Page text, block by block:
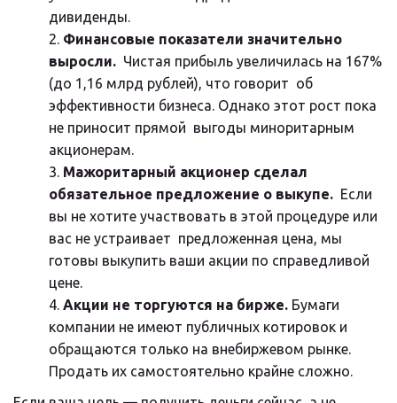
дивиденды.
Финансовые показатели значительно
выросли.
  Чистая прибыль увеличилась на 167%
(до 1,16 млрд рублей), что говорит  об
эффективности бизнеса. Однако этот рост пока
не приносит прямой  выгоды миноритарным
акционерам.
Мажоритарный акционер сделал
обязательное предложение о выкупе.
  Если
вы не хотите участвовать в этой процедуре или
вас не устраивает  предложенная цена, мы
готовы выкупить ваши акции по справедливой
цене.
Акции не торгуются на бирже. Бумаги
компании не имеют публичных котировок и
обращаются только на внебиржевом рынке.
Продать их самостоятельно крайне сложно.